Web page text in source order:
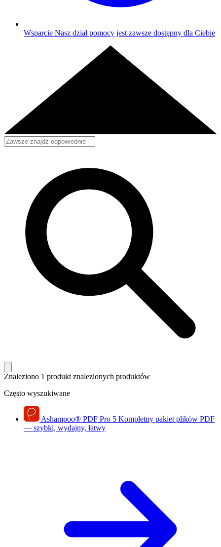
Wsparcie Nasz dział pomocy jest zawsze dostępny dla Ciebie
Znaleziono 1 produkt znalezionych produktów
Często wyszukiwane
Ashampoo® PDF Pro 5 Kompletny pakiet plików PDF
— szybki, wydajny, łatwy